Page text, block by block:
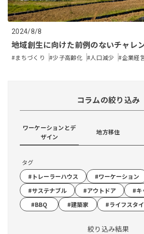
2024/8/8
地域創生に向けた前例のないチャレ
#まちづくり #少子高齢化 #人口減少 #企業経
コラムの絞り込み
ワーケーションとデ
ザイン
地方移住
タグ
#トレーラーハウス
#ワーケーション
#サステナブル​
#アウトドア
#キ
#BBQ
#建築家 #ライフスタ
絞り込み結果